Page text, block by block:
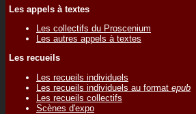
Les appels à textes
Les collectifs du Proscenium
Les autres appels à textes
Les recueils
Les recueils individuels
Les recueils individuels au format epub
Les recueils collectifs
Scènes d'expo